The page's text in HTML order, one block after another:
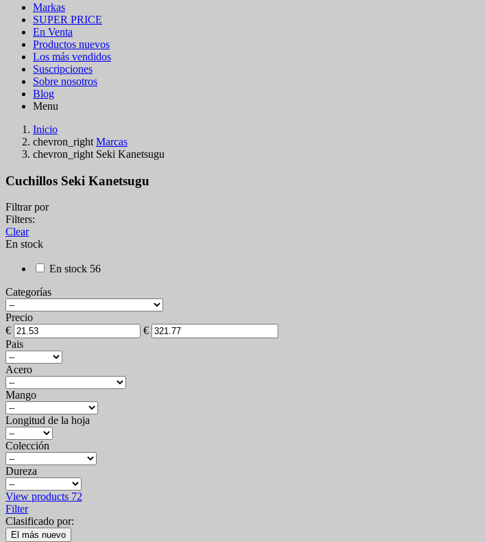
Markas
SUPER PRICE
En Venta
Productos nuevos
Los más vendidos
Suscripciones
Sobre nosotros
Blog
Menu
Inicio
chevron_right Marcas
chevron_right Seki Kanetsugu
Cuchillos Seki Kanetsugu
Filtrar por
Filters:
Clear
En stock
En stock 56
Categorías
Precio
€
€
Pais
Acero
Mango
Longitud de la hoja
Colección
Dureza
View products 72
Filter
Clasificado por:
El más nuevo